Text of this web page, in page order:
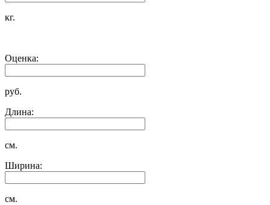
кг.
Оценка:
руб.
Длина:
см.
Ширина:
см.